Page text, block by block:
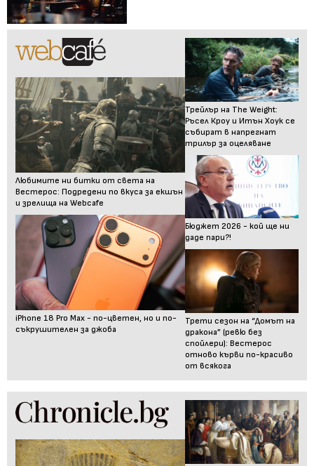
Любимите ни битки от света на
Вестерос: Подредени по вкуса за екшън
и зрелища на Webcafe
iPhone 18 Pro Max - по-цветен, но и по-
съкрушителен за джоба
Трейлър на The Weight:
Ръсел Кроу и Итън Хоук се
събират в напрегнат
трилър за оцеляване
Бюджет 2026 - кой ще ни
даде пари?!
Трети сезон на “Домът на
дракона” (ревю без
спойлери): Вестерос
отново кърви по-красиво
от всякога